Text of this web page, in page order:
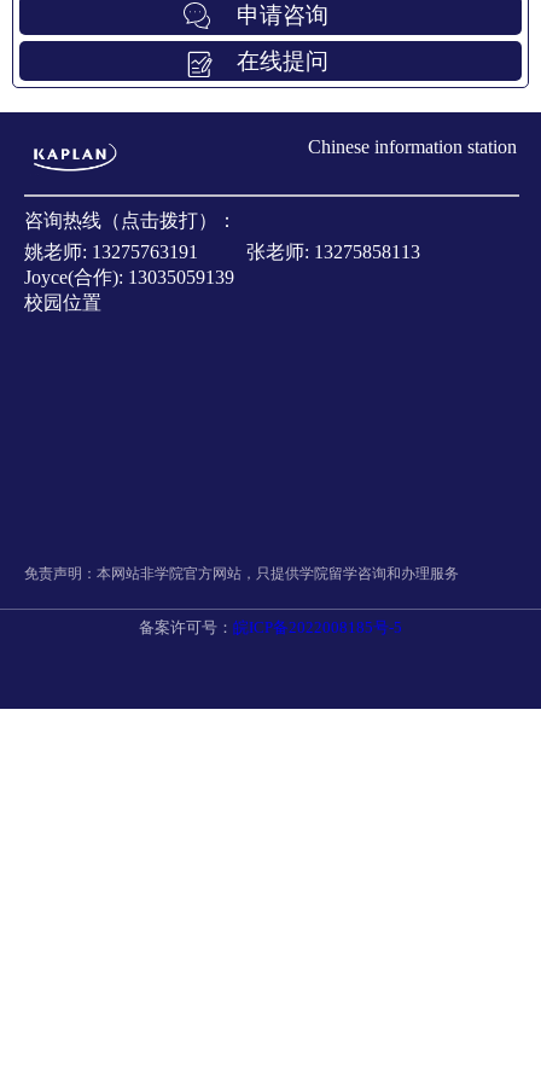
申请咨询
在线提问
Chinese information station
咨询热线（点击拨打）：
姚老师: 13275763191 张老师: 13275858113
Joyce(合作): 13035059139
校园位置
免责声明：本网站非学院官方网站，只提供学院留学咨询和办理服务
备案许可号： 皖ICP备2022008185号-5